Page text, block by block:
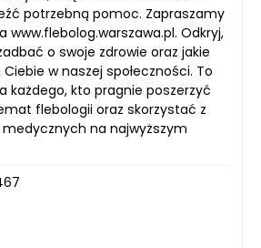
potrzebną pomoc. Zapraszamy
www.flebolog.warszawa.pl. Odkryj,
o swoje zdrowie oraz jakie
w naszej społeczności. To
każdego, kto pragnie poszerzyć
flebologii oraz skorzystać z
na najwyższym